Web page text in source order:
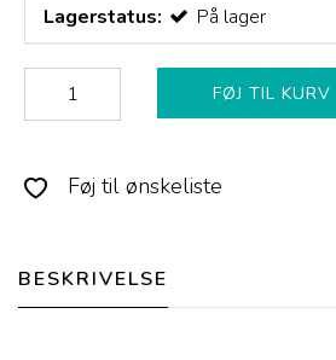
Lagerstatus: På lager
FØJ TIL KURV
Føj til ønskeliste
BESKRIVELSE